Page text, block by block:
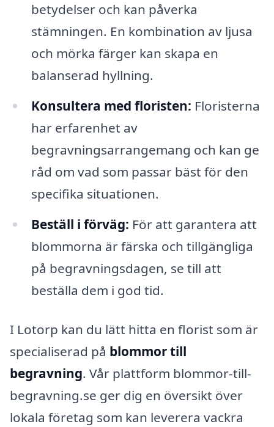
betydelser och kan påverka
stämningen. En kombination av ljusa
och mörka färger kan skapa en
balanserad hyllning.
Konsultera med floristen: Floristerna
har erfarenhet av
begravningsarrangemang och kan ge
råd om vad som passar bäst för den
specifika situationen.
Beställ i förväg: För att garantera att
blommorna är färska och tillgängliga
på begravningsdagen, se till att
beställa dem i god tid.
I Lotorp kan du lätt hitta en florist som är
specialiserad på blommor till
begravning. Vår plattform blommor-till-
begravning.se ger dig en översikt över
lokala företag som kan leverera vackra